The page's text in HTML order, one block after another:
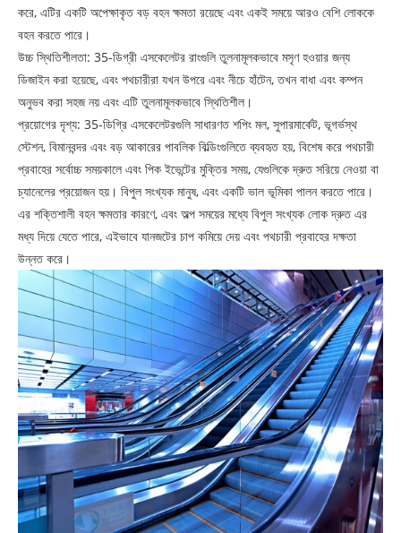
করে, এটির একটি অপেক্ষাকৃত বড় বহন ক্ষমতা রয়েছে এবং একই সময়ে আরও বেশি লোককে
বহন করতে পারে।
উচ্চ স্থিতিশীলতা: 35-ডিগ্রী এসকেলেটর রাংগুলি তুলনামূলকভাবে মসৃণ হওয়ার জন্য
ডিজাইন করা হয়েছে, এবং পথচারীরা যখন উপরে এবং নীচে হাঁটেন, তখন বাধা এবং কম্পন
অনুভব করা সহজ নয় এবং এটি তুলনামূলকভাবে স্থিতিশীল।
প্রয়োগের দৃশ্য: 35-ডিগ্রি এসকেলেটরগুলি সাধারণত শপিং মল, সুপারমার্কেট, ভূগর্ভস্থ
স্টেশন, বিমানবন্দর এবং বড় আকারের পাবলিক বিল্ডিংগুলিতে ব্যবহৃত হয়, বিশেষ করে পথচারী
প্রবাহের সর্বোচ্চ সময়কালে এবং পিক ইভেন্টের মুক্তির সময়, যেগুলিকে দ্রুত সরিয়ে নেওয়া বা
চ্যানেলের প্রয়োজন হয়। বিপুল সংখ্যক মানুষ, এবং একটি ভাল ভূমিকা পালন করতে পারে।
এর শক্তিশালী বহন ক্ষমতার কারণে, এবং অল্প সময়ের মধ্যে বিপুল সংখ্যক লোক দ্রুত এর
মধ্য দিয়ে যেতে পারে, এইভাবে যানজটের চাপ কমিয়ে দেয় এবং পথচারী প্রবাহের দক্ষতা
উন্নত করে।